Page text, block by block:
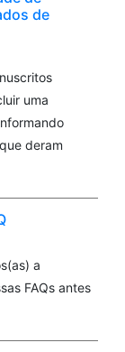
de
uma
deram
a
FAQs antes